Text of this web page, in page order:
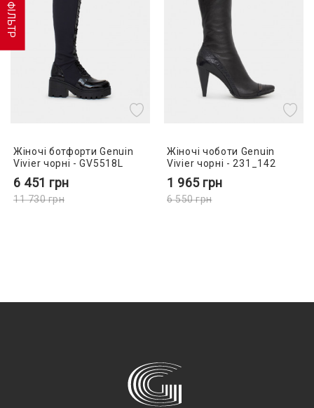
ФІЛЬТР
Жіночі ботфорти Genuin
Vivier чорні - GV5518L
6 451 грн
11 730грн
Жіночі чоботи Genuin
Vivier чорні - 231_142
1 965 грн
6 550грн